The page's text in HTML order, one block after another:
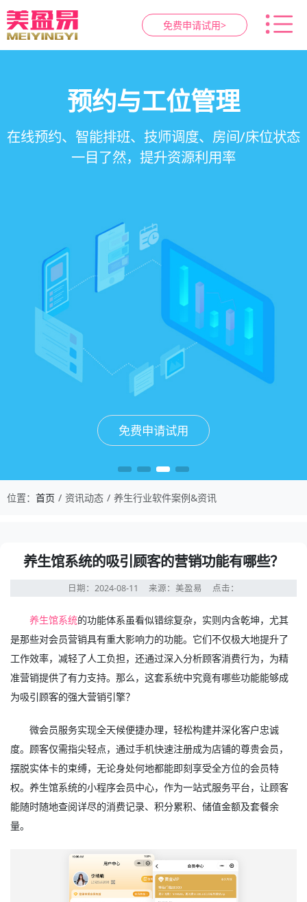
免费申请试用>
智慧养生馆管理系统
一站式解决养生馆预约、服务、会员、财务、营
销全流程数字化管理
免费申请试用
会员营销&锁客
会员积分、套餐定制、精准营销、客户关怀，提
升复购率与客单价
免费申请试用
预约与工位管理
在线预约、智能排班、技师调度、房间/床位状态
一目了然，提升资源利用率
免费申请试用
健康档案与效果追踪
客户体质记录、服务方案执行、效果对比，数据
化展示服务价值
免费申请试用
位置： 首页 资讯动态 养生行业软件案例&资讯
养生馆系统的吸引顾客的营销功能有哪些？
日期：2024-08-11 来源：美盈易 点击：
养生馆系统的功能体系虽看似错综复杂，实则内含乾坤，尤其
是那些对会员营销具有重大影响力的功能。它们不仅极大地提升了
工作效率，减轻了人工负担，还通过深入分析顾客消费行为，为精
准营销提供了有力支持。那么，这套系统中究竟有哪些功能能够成
为吸引顾客的强大营销引擎？
微会员服务实现全天候便捷办理，轻松构建并深化客户忠诚
度。顾客仅需指尖轻点，通过手机快速注册成为店铺的尊贵会员，
摆脱实体卡的束缚，无论身处何地都能即刻享受全方位的会员特
权。养生馆系统的小程序会员中心，作为一站式服务平台，让顾客
能随时随地查阅详尽的消费记录、积分累积、储值金额及套餐余
量。